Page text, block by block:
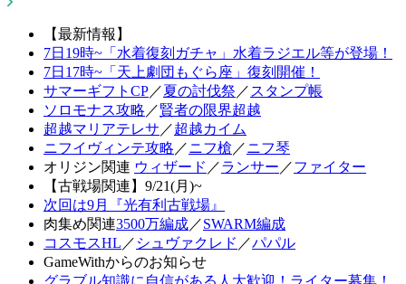
【最新情報】
7日19時~「水着復刻ガチャ」水着ラジエル等が登場！
7日17時~「天上劇団もぐら座」復刻開催！
サマーギフトCP／夏の討伐祭 ／ スタンプ帳
ソロモナス攻略 ／賢者の限界超越
超越マリアテレサ ／超越カイム
ニフイヴィンテ攻略 ／ニフ槍 ／ニフ琴
オリジン関連 ウィザード ／ランサー ／ファイター
【古戦場関連】9/21(月)~
次回は9月『光有利古戦場』
肉集め関連3500万編成／SWARM編成
コスモスHL ／ シュヴァクレド ／パパル
GameWithからのお知らせ
グラブル知識に自信がある人大歓迎！ライター募集！